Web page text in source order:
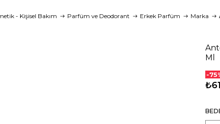
- Kişisel Bakım Parfüm ve Deodorant Erkek Parfüm Marka
Ml
-